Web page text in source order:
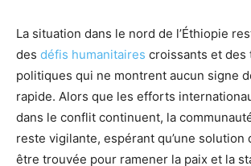
La situation dans le nord de l’Éthiopie
des défis humanitaires croissants et des
politiques qui ne montrent aucun signe
rapide. Alors que les efforts
dans le conflit continuent, la
reste vigilante, espérant qu’une solution
être trouvée pour ramener la paix et la